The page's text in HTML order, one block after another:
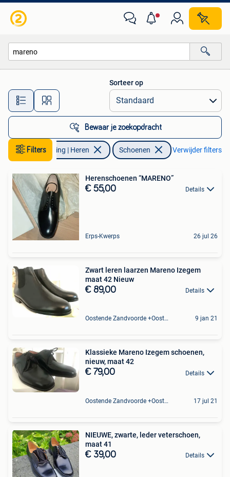
Alle afstanden…
Sorteer op
Bewaar je zoekopdracht
FiltersKleding | Heren Schoenen Verwijder filters
Herenschoenen “MARENO”
€ 55,00 Details
Erps-Kwerps 26 jul 26
Zwart leren laarzen Mareno Izegem
maat 42 Nieuw
€ 89,00 Details
Oostende Zandvoorde +Oostende 9 jan 21
Klassieke Mareno Izegem schoenen,
nieuw, maat 42
€ 79,00 Details
Oostende Zandvoorde +Oostende 17 jul 21
NIEUWE, zwarte, leder veterschoen,
maat 41
€ 39,00 Details